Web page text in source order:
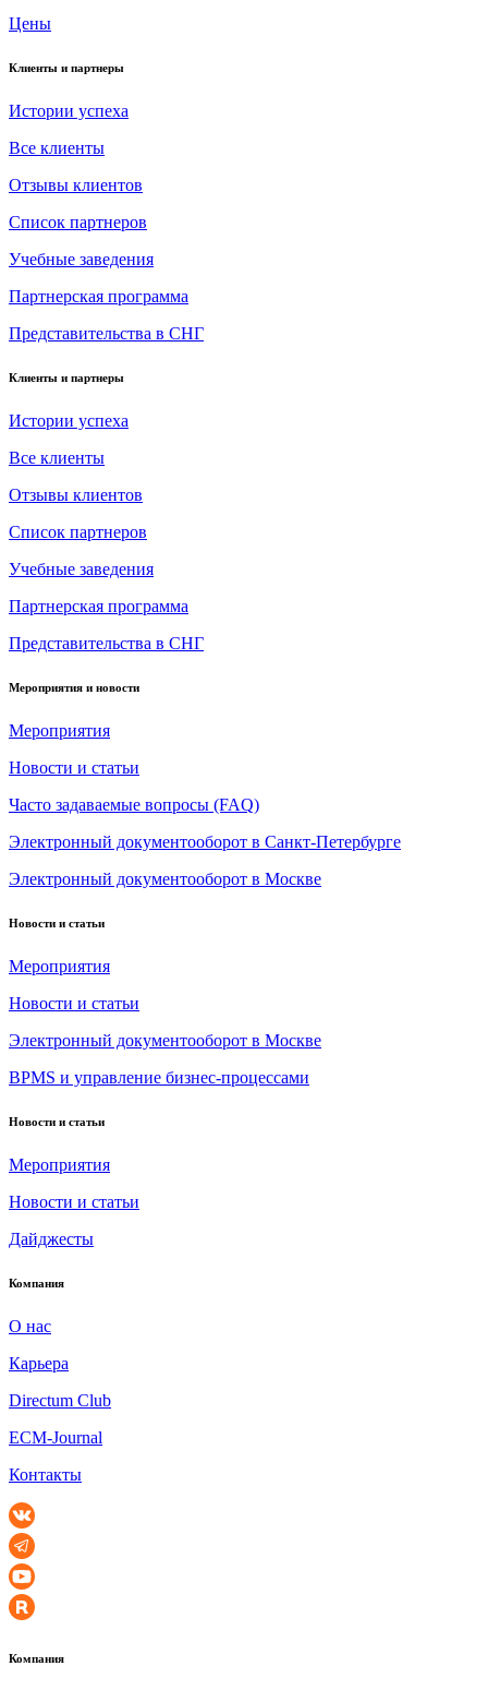
Цены
Клиенты и партнеры
Истории успеха
Все клиенты
Отзывы клиентов
Список партнеров
Учебные заведения
Партнерская программа
Представительства в СНГ
Клиенты и партнеры
Истории успеха
Все клиенты
Отзывы клиентов
Список партнеров
Учебные заведения
Партнерская программа
Представительства в СНГ
Мероприятия и новости
Мероприятия
Новости и статьи
Часто задаваемые вопросы (FAQ)
Электронный документооборот в Санкт-Петербурге
Электронный документооборот в Москве
Новости и статьи
Мероприятия
Новости и статьи
Электронный документооборот в Москве
BPMS и управление бизнес-процессами
Новости и статьи
Мероприятия
Новости и статьи
Дайджесты
Компания
О нас
Карьера
Directum Club
ECM-Journal
Контакты
Компания